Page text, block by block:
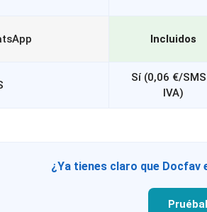
Incluidos
Sí (0,06 €/
IVA)
¿Ya tienes claro que